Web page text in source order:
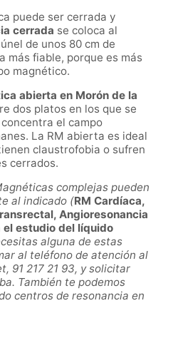
puede ser cerrada y
cerrada se coloca al
de unos 80 cm de
más fiable, porque es más
magnético.
abierta en Morón de la
dos platos en los que se
el campo
La RM abierta es ideal
claustrofobia o sufren
cerrados.
complejas pueden
al indicado (RM Cardíaca,
Angioresonancia
el estudio del líquido
alguna de estas
al teléfono de atención al
91 217 21 93, y solicitar
También te podemos
centros de resonancia en